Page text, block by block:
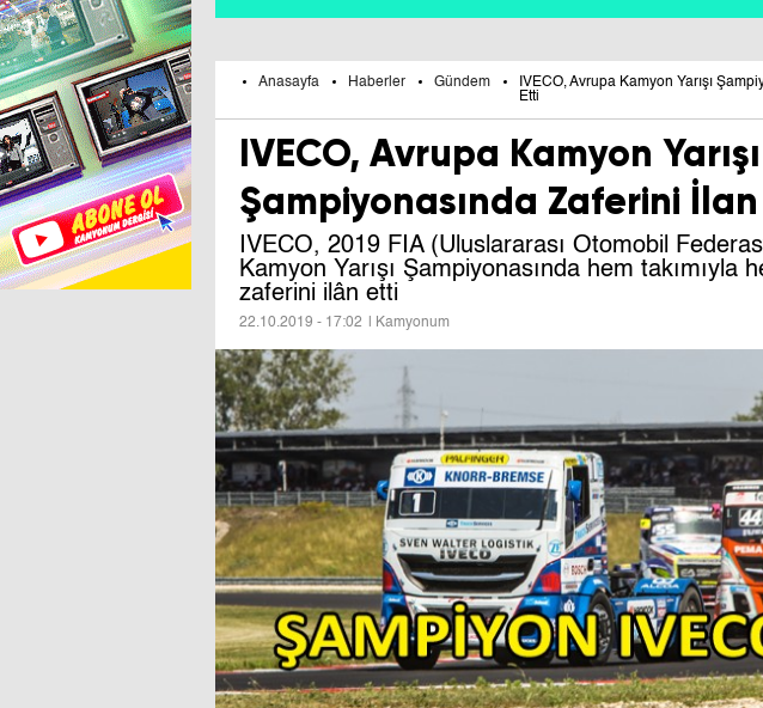
Anasayfa Haberler Gündem
IVECO, Avrupa Kamyon Yarışı
Etti
IVECO, Avrupa Kamyon Yarışı
Şampiyonasında Zaferini
IVECO, 2019 FIA (Uluslararası Otomobil
Kamyon Yarışı Şampiyonasında hem takımıyla
zaferini ilân etti
22.10.2019 - 17:02 | Kamyonum